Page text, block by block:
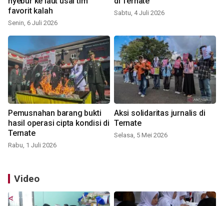
favorit kalah
Senin, 6 Juli 2026
Sabtu, 4 Juli 2026
Pemusnahan barang bukti
hasil operasi cipta kondisi di
Ternate
Rabu, 1 Juli 2026
Aksi solidaritas jurnalis di
Ternate
Selasa, 5 Mei 2026
Video